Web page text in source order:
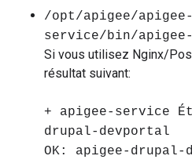
/opt/apigee/apigee-
service/bin/
Si vous utilisez Nginx/
résultat suivant:
+ apigee-service
drupal-devportal
OK: apigee-